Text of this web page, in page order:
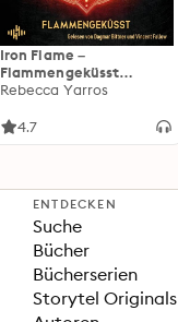
Iron Flame –
Flammengeküsst
(Flammengeküsst-Reihe
Fortsetzung des
Rebecca Yarros
4.7
ENTDECKEN
Suche
Bücher
Bücherserien
Storytel Originals